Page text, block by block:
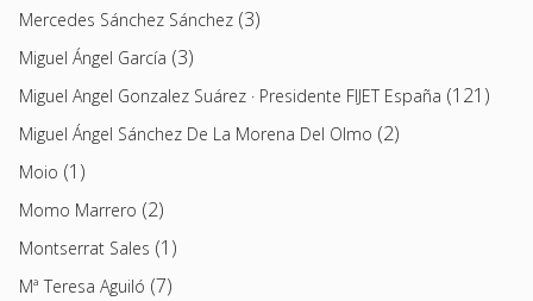
Mercedes Sánchez Sánchez (3)
Miguel Ángel García (3)
Miguel Angel Gonzalez Suárez · Presidente FIJET España (121)
Miguel Ángel Sánchez De La Morena Del Olmo (2)
Moio (1)
Momo Marrero (2)
Montserrat Sales (1)
Mª Teresa Aguiló (7)